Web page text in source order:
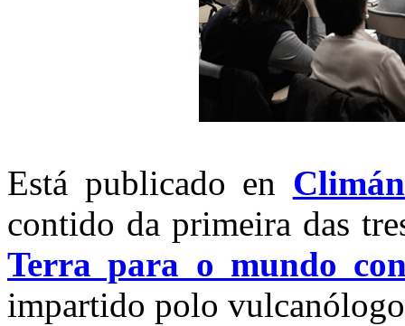
Está publicado en
contido da primeira das
Terra para o mundo
impartido polo